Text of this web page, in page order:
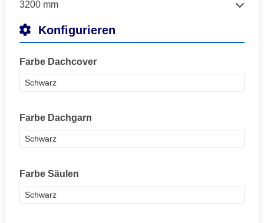
Konfigurieren
Farbe Dachcover
Farbe Dachgarn
Farbe Säulen